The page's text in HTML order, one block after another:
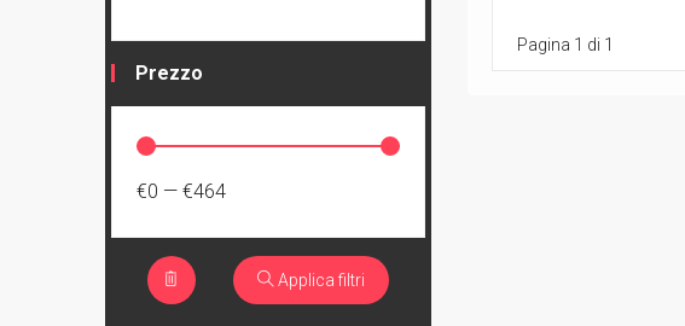
Pagina 1 di 1
Prezzo
€0 — €464
Applica filtri